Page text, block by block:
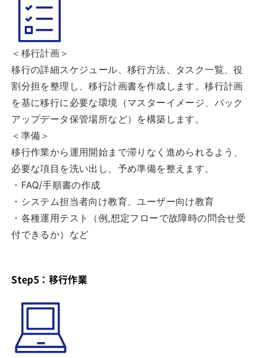
＜移行計画＞
移行の詳細スケジュール、移行方法、タスク一覧、役
割分担を整理し、移行計画書を作成します。移行計画
を基に移行に必要な環境（マスターイメージ、バック
アップデータ保管場所など）を構築します。
＜準備＞
移行作業から運用開始まで滞りなく進められるよう、
必要な項目を洗い出し、予め準備を整えます。
・FAQ/手順書の作成
・システム担当者向け教育、ユーザー向け教育
・各種運用テスト（例,想定フローで故障時の問合せ受
付できるか）など
Step5：移行作業